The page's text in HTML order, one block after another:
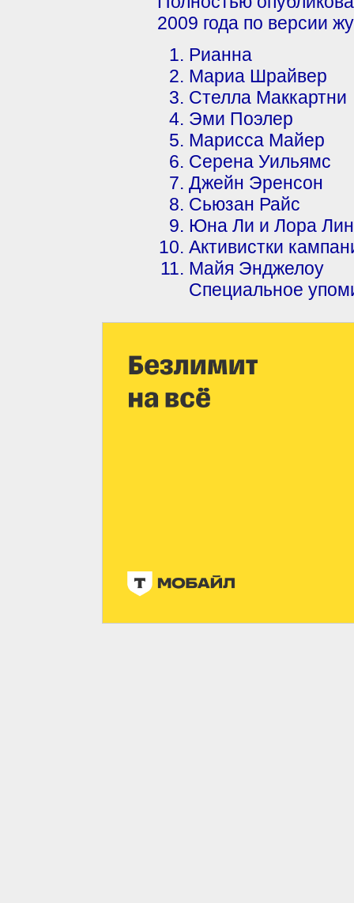
2009 года по версии
Рианна
Мариа Шрайвер
Стелла Маккартни
Эми Поэлер
Марисса Майер
Серена Уильямс
Джейн Эренсон
Сьюзан Райс
Юна Ли и Лора Лин
Активистки
Майя Энджелоу
Специальное